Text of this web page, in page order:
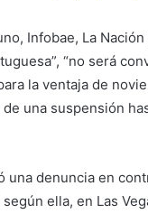
Infobae, La
“no será
la ventaja de
una suspensión
una denuncia en
ella, en Las